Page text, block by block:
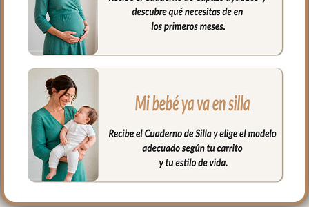
estampado.
Puedes llevar las cositas del aseo tu bebé
bien organizadas en el interior.
Medidas Neceser:
26 cms Ancho
15 cms Alto
10 cms de lomo